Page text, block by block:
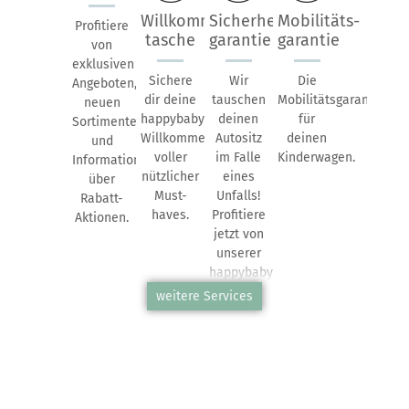
Profitiere
von
exklusiven
Angeboten,
neuen
Sortimenten
und
Informationen
über
Rabatt-
Aktionen.
Willkommens-
tasche
Sichere
dir deine
happybaby
Willkommenstasche
voller
nützlicher
Must-
haves.
Sicherheits-
garantie
Wir
tauschen
deinen
Autositz
im Falle
eines
Unfalls!
Profitiere
jetzt von
unserer
happybaby-
Sicherheitsgarantie.
Mobilitäts-
garantie
Die
Mobilitätsgarantie
für
deinen
Kinderwagen.
weitere Services